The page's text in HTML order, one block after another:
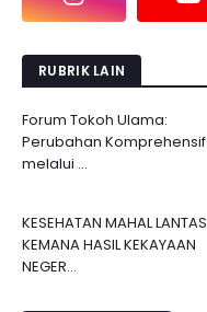
RUBRIK LAIN
Forum Tokoh Ulama:
Perubahan Komprehensif
melalui ...
KESEHATAN MAHAL LANTAS
KEMANA HASIL KEKAYAAN
NEGER...